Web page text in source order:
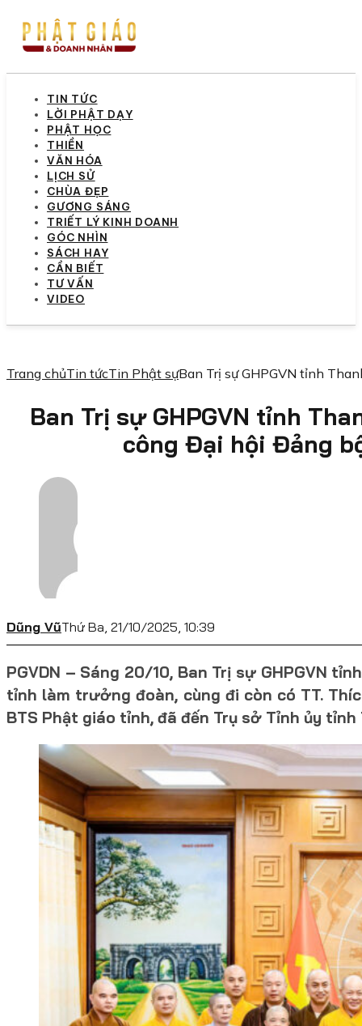
TIN TỨC
LỜI PHẬT DẠY
PHẬT HỌC
THIỀN
VĂN HÓA
LỊCH SỬ
CHÙA ĐẸP
GƯƠNG SÁNG
TRIẾT LÝ KINH DOANH
GÓC NHÌN
SÁCH HAY
CẦN BIẾT
TƯ VẤN
VIDEO
Trang chủTin tứcTin Phật sựBan Trị sự GHPGVN tỉnh
Ban Trị sự GHPGVN tỉnh
công Đại hội Đảng
Dũng VũThứ Ba, 21/10/2025, 10:39
PGVDN – Sáng 20/10, Ban Trị sự GHPGVN
tỉnh làm trưởng đoàn, cùng đi còn có TT.
BTS Phật giáo tỉnh, đã đến Trụ sở Tỉnh ủy